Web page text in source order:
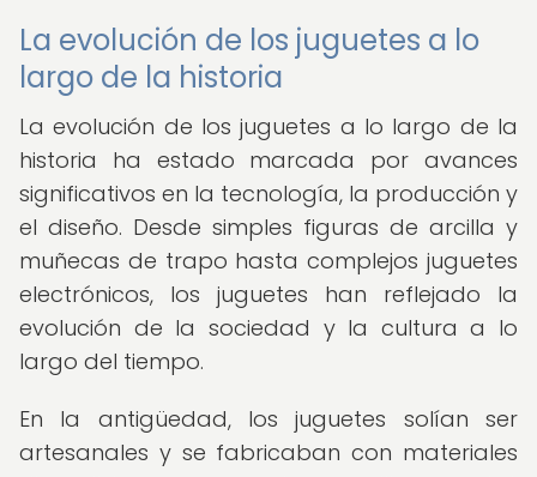
La evolución de los juguetes a lo
largo de la historia
La evolución de los juguetes a lo largo de la
historia ha estado marcada por avances
significativos en la tecnología, la producción y
el diseño. Desde simples figuras de arcilla y
muñecas de trapo hasta complejos juguetes
electrónicos, los juguetes han reflejado la
evolución de la sociedad y la cultura a lo
largo del tiempo.
En la antigüedad, los juguetes solían ser
artesanales y se fabricaban con materiales